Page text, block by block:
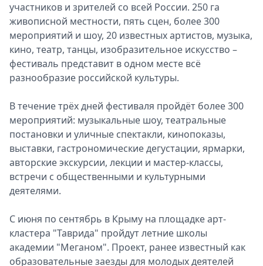
участников и зрителей со всей России. 250 га
живописной местности, пять сцен, более 300
мероприятий и шоу, 20 известных артистов, музыка,
кино, театр, танцы, изобразительное искусство –
фестиваль представит в одном месте всё
разнообразие российской культуры.
В течение трёх дней фестиваля пройдёт более 300
мероприятий: музыкальные шоу, театральные
постановки и уличные спектакли, кинопоказы,
выставки, гастрономические дегустации, ярмарки,
авторские экскурсии, лекции и мастер-классы,
встречи с общественными и культурными
деятелями.
С июня по сентябрь в Крыму на площадке арт-
кластера "Таврида" пройдут летние школы
академии "Меганом". Проект, ранее известный как
образовательные заезды для молодых деятелей